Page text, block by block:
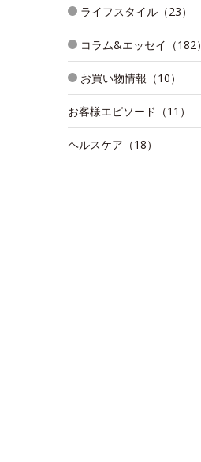
ライフスタイル（23）
コラム&エッセイ（182）
お買い物情報（10）
お客様エピソード（11）
ヘルスケア（18）